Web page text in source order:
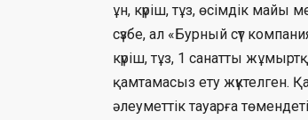
ұн, күріш, тұз, өсімдік майы
сүзбе, ал «Бурный сүт
күріш, тұз, 1 санатты
қамтамасыз ету жүктелген.
әлеуметтік тауарға